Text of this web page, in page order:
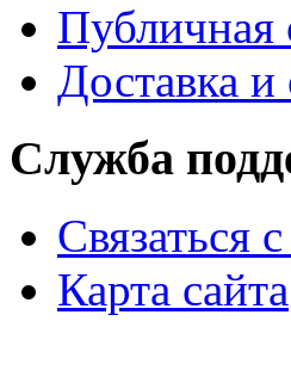
Публичная
Доставка и
Служба
Связаться
Карта сайта